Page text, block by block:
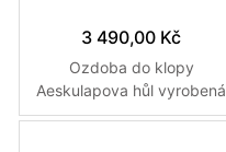
3 490,00 Kč
Ozdoba do klopy
Aeskulapova hůl vyrobená
na zakázku